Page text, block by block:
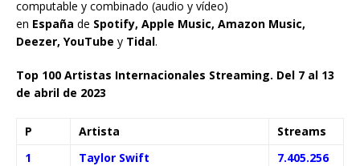
computable y combinado (audio y vídeo)
en España de Spotify, Apple Music, Amazon Music,
Deezer, YouTube y Tidal.
Top 100 Artistas Internacionales Streaming. Del 7 al 13
de abril de 2023
P Artista
Streams
1
Taylor Swift
7.405.256